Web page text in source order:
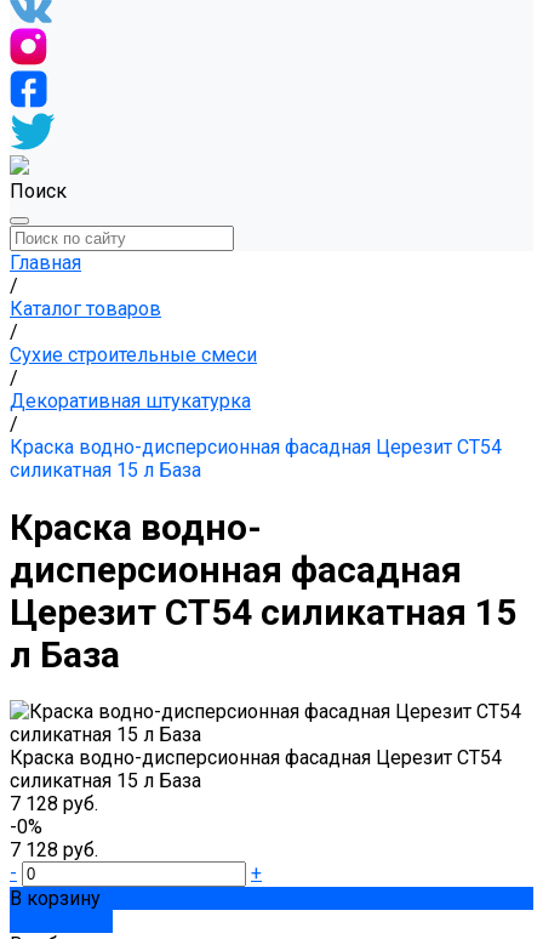
Поиск
Главная
/
Каталог товаров
/
Сухие строительные смеси
/
Декоративная штукатурка
/
Краска водно-дисперсионная фасадная Церезит CT54
силикатная 15 л База
Краска водно-
дисперсионная фасадная
Церезит CT54 силикатная 15
л База
Краска водно-дисперсионная фасадная Церезит CT54
силикатная 15 л База
7 128 руб.
-0%
7 128 руб.
-
+
В корзину